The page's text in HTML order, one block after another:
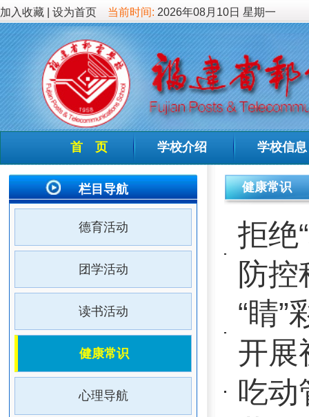
加入收藏|设为首页 当前时间:2026年08月10日 星期一
首 页 学校介绍 学校信息 德育教
栏目导航
德育活动
团学活动
健康常识
心理导航
学生资助
继续教育
温暖集体
健康常识
拒绝“核”
防控科普指
“睛”彩人
开展视力
吃动管理
共同呵护好
明的未来
诺如病毒